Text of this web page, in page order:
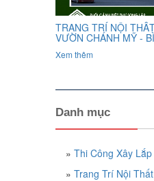
TRANG TRÍ NỘI
VƯỜN CHÁNH MỸ -
Xem thêm
Danh mục
» Thi Công Xây Lắp
» Trang Trí Nội Thất